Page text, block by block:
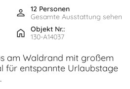
12 Personen
Gesamte Ausstattung sehen
Objekt Nr.:
130-A14037
am Waldrand mit großem
für entspannte Urlaubstage